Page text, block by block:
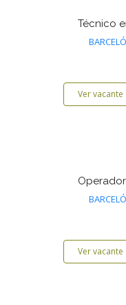
Técnico
Ver vacante
Ver vacante